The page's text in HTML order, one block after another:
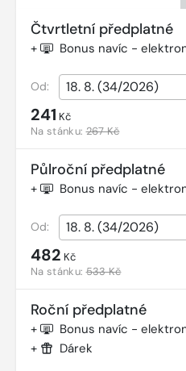
Čtvrtletní předplatné
+ Bonus navíc -
Od:
241 Kč
Na stánku:267 Kč
Půlroční předplatné
+ Bonus navíc -
Od:
482 Kč
Na stánku:533 Kč
Roční předplatné
+ Bonus navíc -
+ Dárek